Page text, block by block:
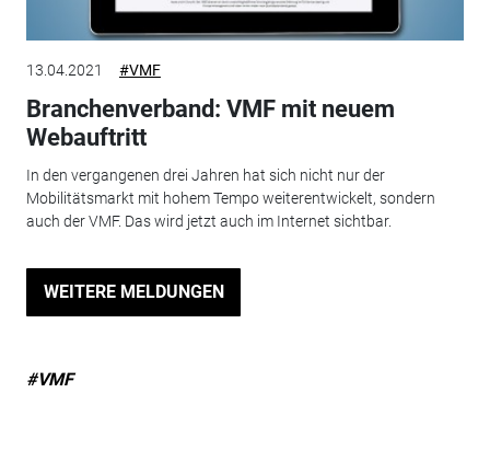
13.04.2021 #VMF
Branchenverband: VMF mit neuem
Webauftritt
In den vergangenen drei Jahren hat sich nicht nur der
Mobilitätsmarkt mit hohem Tempo weiterentwickelt, sondern
auch der VMF. Das wird jetzt auch im Internet sichtbar.
WEITERE MELDUNGEN
#VMF